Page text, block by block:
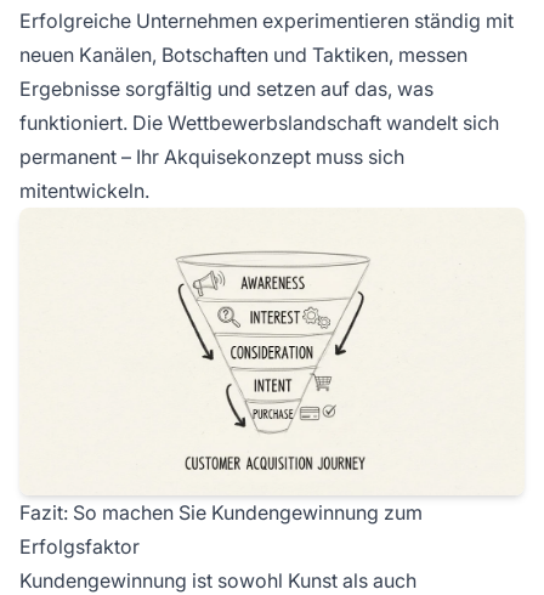
Erfolgreiche Unternehmen experimentieren ständig mit
neuen Kanälen, Botschaften und Taktiken, messen
Ergebnisse sorgfältig und setzen auf das, was
funktioniert. Die Wettbewerbslandschaft wandelt sich
permanent – Ihr Akquisekonzept muss sich
mitentwickeln.
Fazit: So machen Sie Kundengewinnung zum
Erfolgsfaktor
Kundengewinnung ist sowohl Kunst als auch